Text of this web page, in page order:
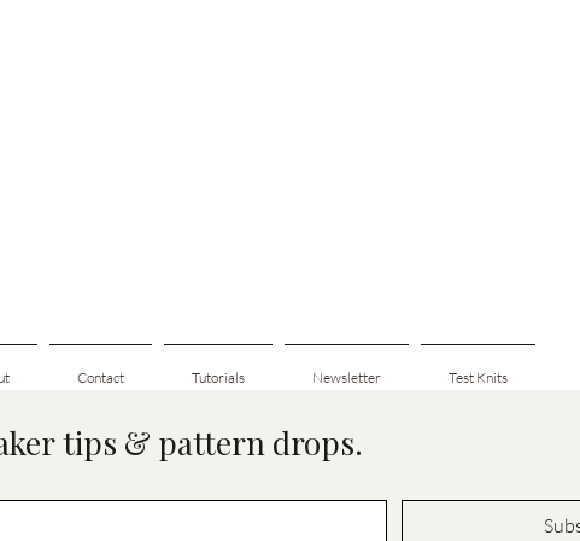
Contact Tutorials Newsletter Test Knits
tips & pattern drops.